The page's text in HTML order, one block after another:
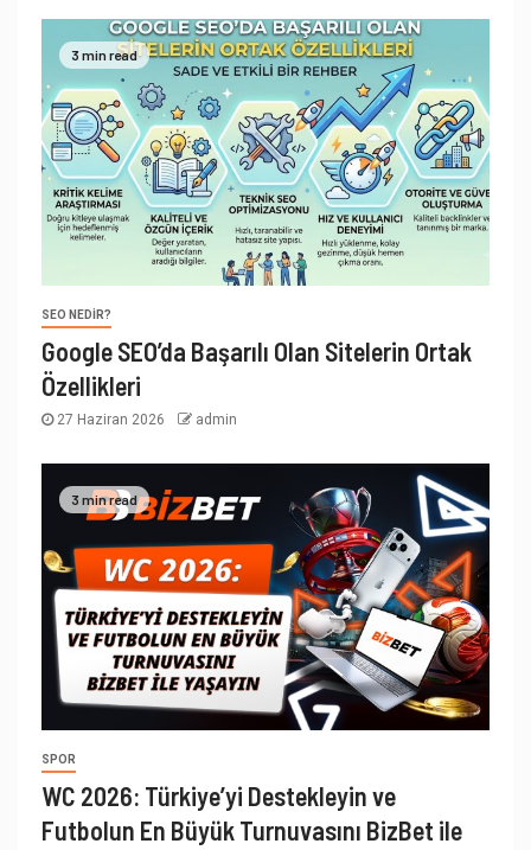
3 min read
SEO NEDIR?
Google SEO’da Başarılı Olan Sitelerin Ortak
Özellikleri
27 Haziran 2026 admin
3 min read
SPOR
WC 2026: Türkiye’yi Destekleyin ve
Futbolun En Büyük Turnuvasını BizBet ile